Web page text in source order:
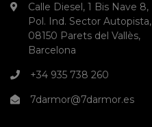
Calle Diesel, 1 Bis Nave 8,
Pol. Ind. Sector Autopista,
08150 Parets del Vallès,
Barcelona
+34 935 738 260
7darmor@7darmor.es